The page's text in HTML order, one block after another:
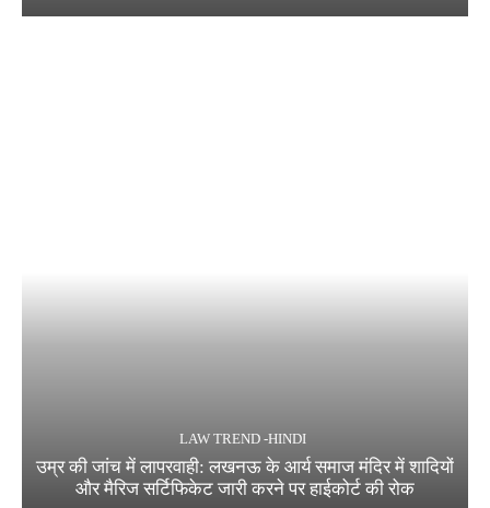
LAW TREND -HINDI
उम्र की जांच में लापरवाही: लखनऊ के आर्य समाज मंदिर में शादियों
और मैरिज सर्टिफिकेट जारी करने पर हाईकोर्ट की रोक